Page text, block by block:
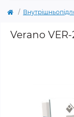
Verano